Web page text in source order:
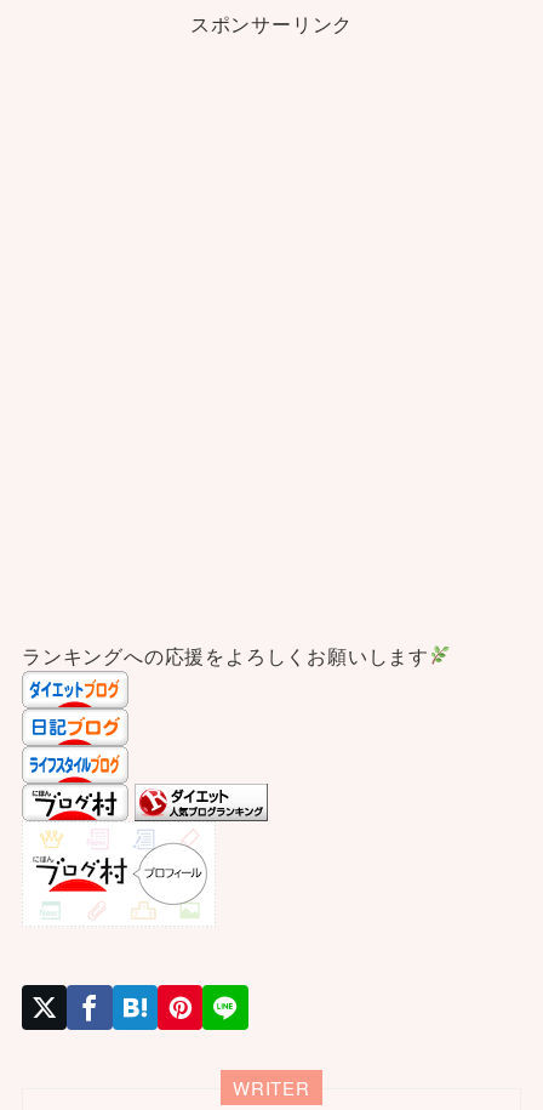
スポンサーリンク
ランキングへの応援をよろしくお願いします
WRITER